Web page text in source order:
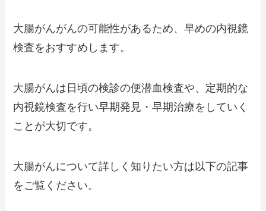
大腸がんがんの可能性があるため、早めの内視鏡
検査をおすすめします。
大腸がんは日頃の検診の便潜血検査や、定期的な
内視鏡検査を行い早期発見・早期治療をしていく
ことが大切です。
大腸がんについて詳しく知りたい方は以下の記事
をご覧ください。